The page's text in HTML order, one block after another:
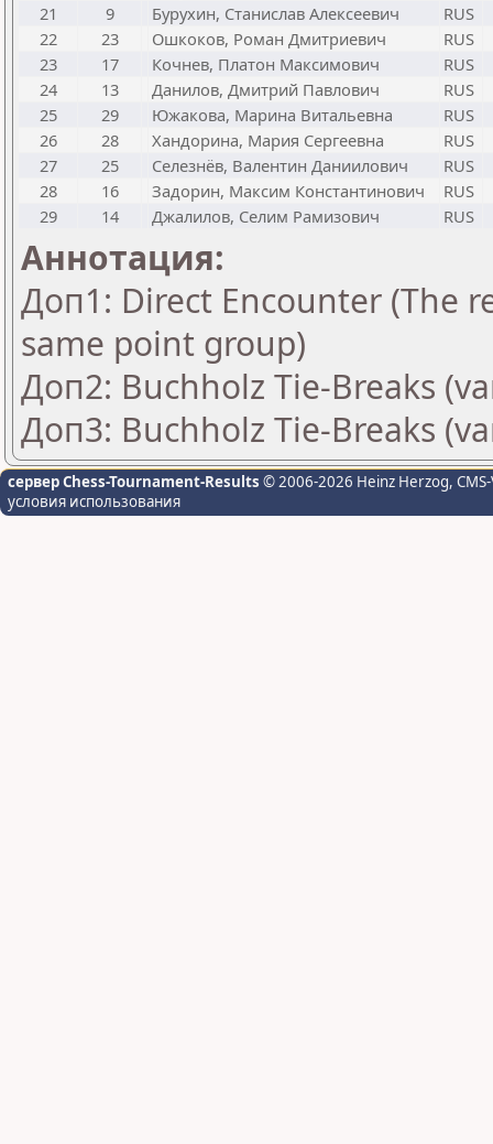
21
9 Бурухин, Станислав Алексеевич RUS
22
23 Ошкоков, Роман Дмитриевич RUS
23
17 Кочнев, Платон Максимович RUS
24
13 Данилов, Дмитрий Павлович RUS
25
29 Южакова, Марина Витальевна RUS
26
28 Хандорина, Мария Сергеевна RUS
27
25 Селезнёв, Валентин Даниилович RUS
28
16 Задорин, Максим Константинович RUS
29
14 Джалилов, Селим Рамизович RUS
Аннотация:
Доп1: Direct Encounter (The
same point group)
Доп2: Buchholz Tie-Breaks
Доп3: Buchholz Tie-Breaks
сервер Chess-Tournament-Results © 2006-2026 Heinz Herzog,
условия использования